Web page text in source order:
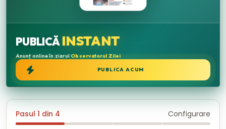
PUBLICĂINSTANT
Anunț online în ziarul Observatorul Zilei
PUBLICA ACUM
Pasul 1 din 4 Configurare